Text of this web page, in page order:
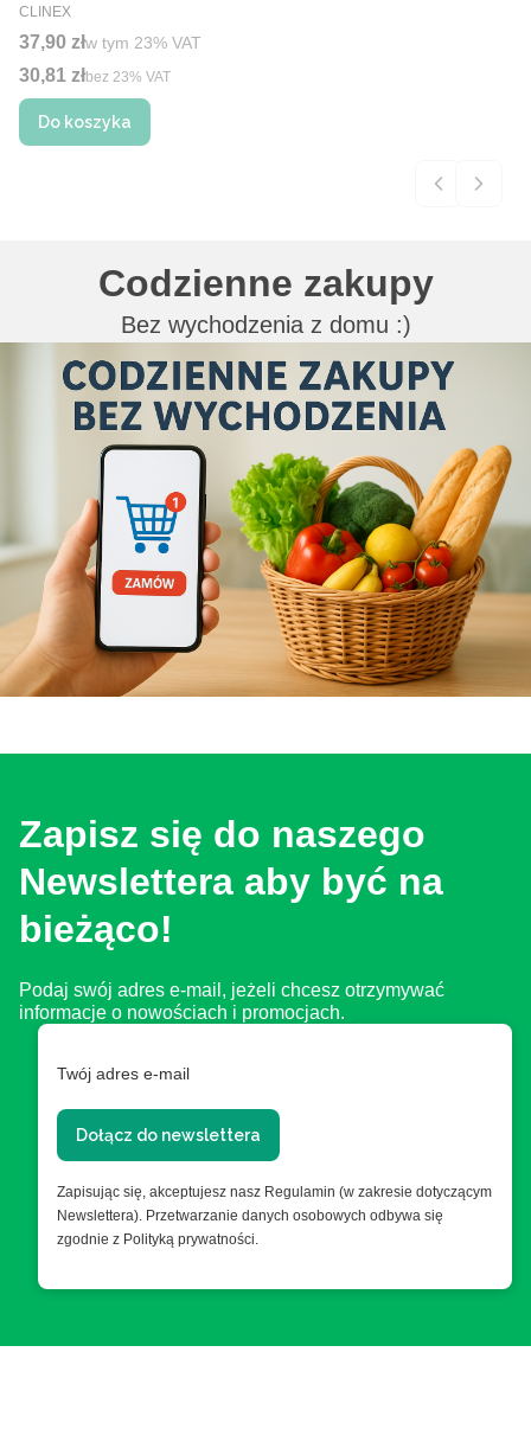
PRODUCENT
CLINEX
Cena brutto
37,90 złw tym %s VAT
w tym 23% VAT
Cena netto
30,81 złbez 23% VAT
Do koszyka
Codzienne zakupy
Bez wychodzenia z domu :)
Zapisz się do naszego
Newslettera aby być na
bieżąco!
Podaj swój adres e-mail, jeżeli chcesz otrzymywać
informacje o nowościach i promocjach.
Twój adres e-mail
Dołącz do newslettera
Zapisując się, akceptujesz nasz Regulamin (w zakresie dotyczącym
Newslettera). Przetwarzanie danych osobowych odbywa się
zgodnie z Polityką prywatności.